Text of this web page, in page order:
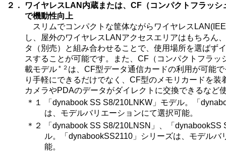
２．
ワイヤレスLAN内蔵または、CF（コンパクトフラッシ
で機動性向上
スリムでコンパクトな筐体ながらワイヤレス
し、屋外のワイヤレスLANアクセスエリアはもちろん
タ（別売）と組み合わせることで、使用場所を選ばず
スすることが可能です。また、CF（コンパクトフラッ
載モデル ＊２ は、CF型データ通信カードの利用が可能
り手軽にできるだけでなく、CF型のメモリカードを装
カメラやPDAのデータがダイレクトに交換できるなど
＊１
「dynabook SS S8/210LNKW」モデル。「
は、モデルバリエーションにて選択可能。
＊２
「dynabook SS S8/210LNSN」、「dynabookSS
ル。「dynabookSS2110」シリーズは、モデルバ
能。